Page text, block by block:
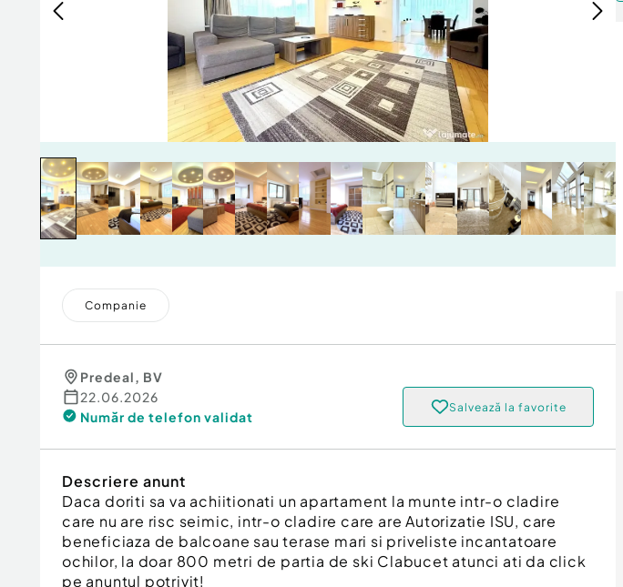
Companie
Predeal, BV
22.06.2026
Număr de telefon validat
Salvează la favorite
Descriere anunt
Daca doriti sa va achiitionati un apartament la munte intr-o cladire
care nu are risc seimic, intr-o cladire care are Autorizatie ISU, care
beneficiaza de balcoane sau terase mari si priveliste incantatoare
ochilor, la doar 800 metri de partia de ski Clabucet atunci ati da click
pe anuntul potrivit!